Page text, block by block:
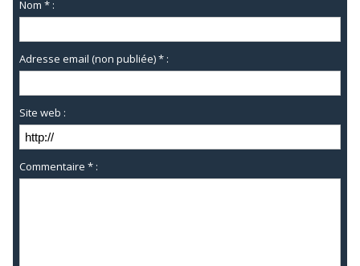
Nom * :
Adresse email (non publiée) * :
Site web :
Commentaire * :